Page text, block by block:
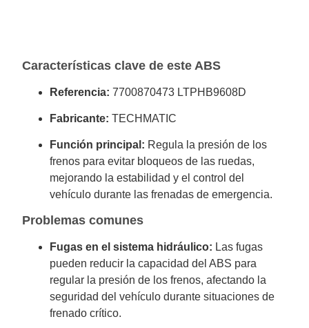
Características clave de este ABS
Referencia: 7700870473 LTPHB9608D
Fabricante: TECHMATIC
Función principal: Regula la presión de los
frenos para evitar bloqueos de las ruedas,
mejorando la estabilidad y el control del
vehículo durante las frenadas de emergencia.
Problemas comunes
Fugas en el sistema hidráulico: Las fugas
pueden reducir la capacidad del ABS para
regular la presión de los frenos, afectando la
seguridad del vehículo durante situaciones de
frenado crítico.